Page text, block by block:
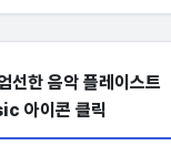
선한 음악 플레이스트
아이콘 클릭